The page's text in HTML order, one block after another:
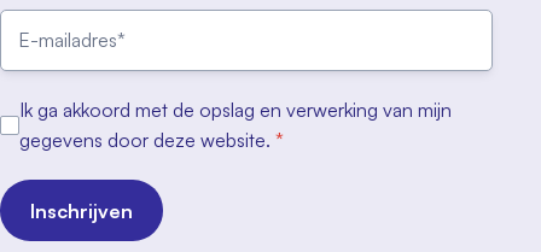
Ik ga akkoord met de opslag en verwerking van mijn
gegevens door deze website. *
Inschrijven